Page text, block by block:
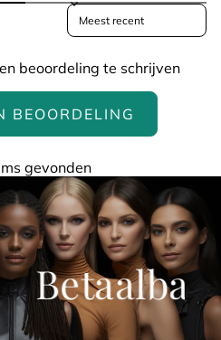
Sort reviews by
beoordeling te schrijven
BEOORDELING
gevonden
Betaalbare